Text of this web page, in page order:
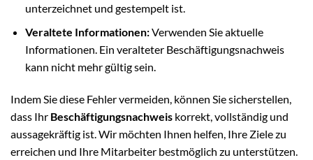
unterzeichnet und gestempelt ist.
Veraltete Informationen:Verwenden Sie aktuelle
Informationen. Ein veralteter Beschäftigungsnachweis
kann nicht mehr gültig sein.
Indem Sie diese Fehler vermeiden, können Sie sicherstellen,
dass Ihr Beschäftigungsnachweis korrekt, vollständig und
aussagekräftig ist. Wir möchten Ihnen helfen, Ihre Ziele zu
erreichen und Ihre Mitarbeiter bestmöglich zu unterstützen.